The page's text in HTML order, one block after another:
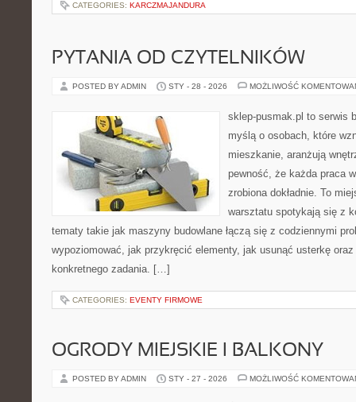
CATEGORIES: KARCZMAJANDURA
PYTANIA OD CZYTELNIKÓW
POSTED BY ADMIN STY - 28 - 2026 MOŻLIWOŚĆ
sklep-pusmak.pl to serwis
myślą o osobach, które
mieszkanie, aranżują
pewność, że każda praca
zrobiona dokładnie. To
warsztatu spotykają się z
tematy takie jak maszyny budowlane łączą się z codziennymi
wypoziomować, jak przykręcić elementy, jak usunąć usterkę
konkretnego zadania. […]
CATEGORIES: EVENTY FIRMOWE
OGRODY MIEJSKIE I BALKONY
POSTED BY ADMIN STY - 27 - 2026 MOŻLIWOŚĆ